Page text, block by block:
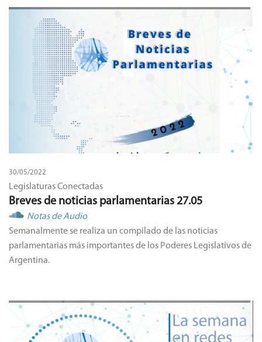
30/05/2022
Legislaturas Conectadas
Breves de noticias parlamentarias 27.05
Notas de Audio
Semanalmente se realiza un compilado de las noticias
parlamentarias más importantes de los Poderes Legislativos de
Argentina.